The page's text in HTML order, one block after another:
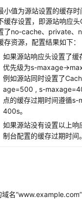
小值为源站设置的缓存
缓存设置，即源站响应
了no-cache、private、
存资源，配置结果如下：
如果源站响应头设置了缓
优先级为s-maxage-
例如源站同时设置了
age=500 , s-
点的缓存过期时间遵循s-
400s。
如果源站没有设置以上响
制台配置的缓存过期时间。
域名